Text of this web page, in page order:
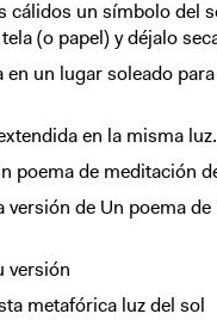
cálidos un símbolo del
(o papel) y déjalo
un lugar soleado
en la misma luz.
poema de meditación
versión de Un poema
versión
metafórica luz del sol